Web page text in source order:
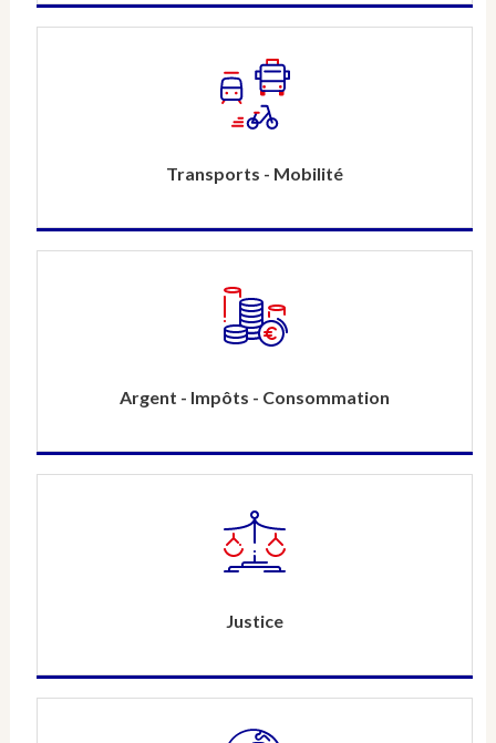
Transports - Mobilité
Argent - Impôts - Consommation
Justice